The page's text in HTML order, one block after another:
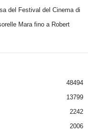
del Festival del Cinema di
Mara fino a Robert
48494
13799
2242
2006